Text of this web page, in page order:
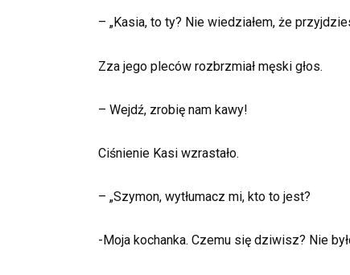
– „Kasia, to ty? Nie wiedziałem, że
Zza jego pleców rozbrzmiał męski głos.
– Wejdź, zrobię nam kawy!
Ciśnienie Kasi wzrastało.
– „Szymon, wytłumacz mi, kto to jest?
-Moja kochanka. Czemu się dziwisz? Nie